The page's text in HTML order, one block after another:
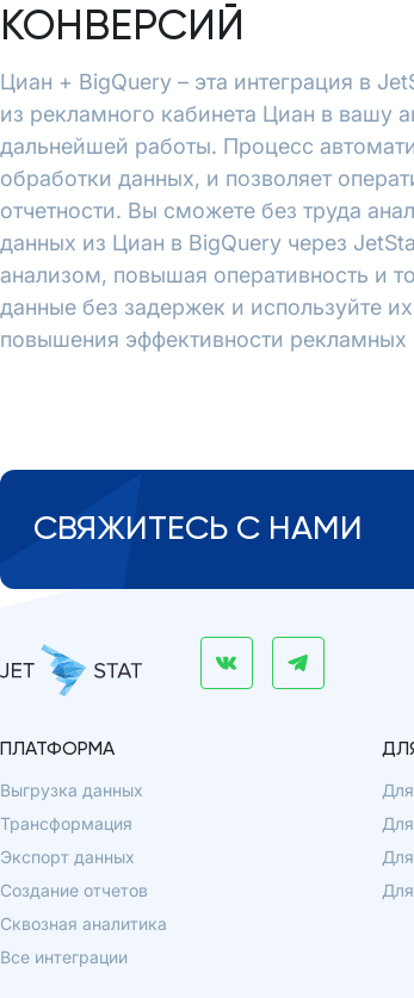
КОНВЕРСИЙ
Циан + BigQuery – эта интеграция в
из рекламного кабинета Циан в вашу
дальнейшей работы. Процесс
обработки данных, и позволяет
отчетности. Вы сможете без труда
данных из Циан в BigQuery через
анализом, повышая оперативность и
данные без задержек и используйте
повышения эффективности рекламных
СВЯЖИТЕСЬ С НАМИ
ПЛАТФОРМА
Выгрузка данных
Трансформация
Экспорт данных
Создание отчетов
Сквозная аналитика
Все интеграции